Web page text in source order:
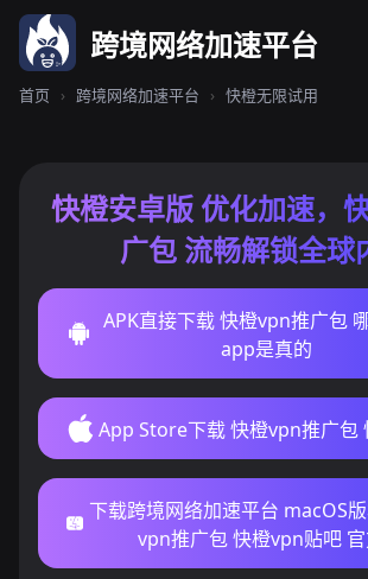
跨境网络加速平台
首页 › 跨境网络加速平台 › 快橙无限试用
快橙安卓版 优化加速，
广包 流畅解锁全球
APK直接下载 快橙vpn推广包
app是真的
App Store下载 快橙vpn推广包
下载跨境网络加速平台 macOS
vpn推广包 快橙vpn贴吧 官